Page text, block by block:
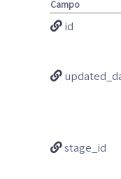
Campo
id
stage_id